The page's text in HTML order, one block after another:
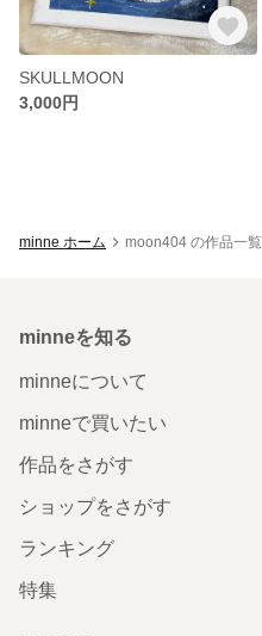
SKULLMOON
3,000円
minne ホーム moon404 の作品一覧
minneを知る
minneについて
minneで買いたい
作品をさがす
ショップをさがす
ランキング
特集